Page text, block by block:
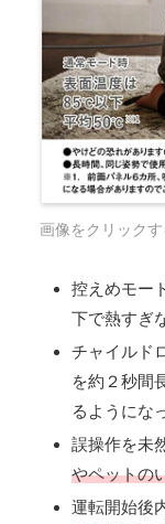
画像をクリック
控えめモー
下で熱すぎ
チャイルド
を約２秒間
るようにな
誤操作を未
やペットの
運転開始後